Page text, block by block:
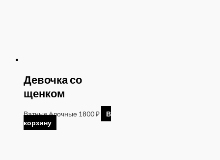
Девочка со
щенком
Ватные ёлочные 1800₽
В
корзину